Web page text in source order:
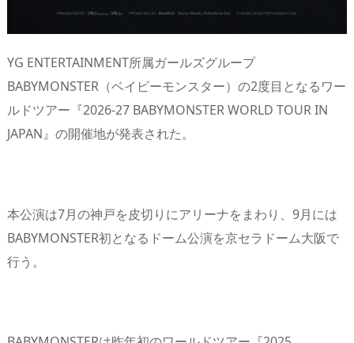
YG ENTERTAINMENT所属ガールズグループ
BABYMONSTER（ベイビーモンスター）の2度目となるワー
ルドツアー『2026-27 BABYMONSTER WORLD TOUR IN
JAPAN』の開催地が発表された。
本公演は7月の神戸を皮切りにアリーナをまわり、9月には
BABYMONSTER初となるドーム公演を京セラドーム大阪で
行う。